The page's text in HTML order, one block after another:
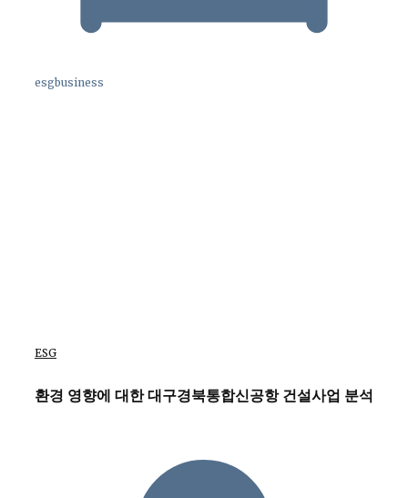
esgbusiness
ESG
환경 영향에 대한 대구경북통합신공항 건설사업 분석